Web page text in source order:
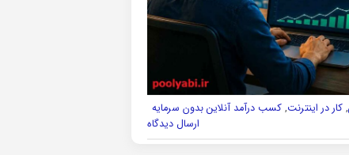
,کار در اینترنت,کسب درآمد آنلاین بدون سرمایه
ارسال دیدگاه